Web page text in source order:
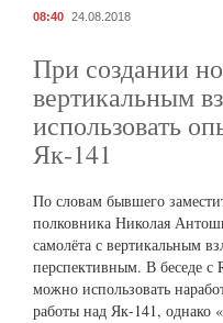
08:40 24.08.2018
При создании
вертикальным
использовать
Як-141
По словам бывшего
полковника Николая
самолёта с вертикальным
перспективным. В беседе с
можно использовать
работы над Як-141, однако